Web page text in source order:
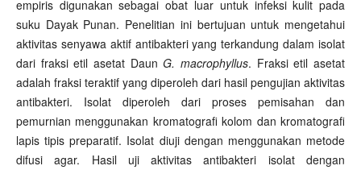
empiris digunakan sebagai obat luar untuk infeksi kulit pada
suku Dayak Punan. Penelitian ini bertujuan untuk mengetahui
aktivitas senyawa aktif antibakteri yang terkandung dalam isolat
dari fraksi etil asetat DaunG. macrophyllus. Fraksi etil asetat
adalah fraksi teraktif yang diperoleh dari hasil pengujian aktivitas
antibakteri. Isolat diperoleh dari proses pemisahan dan
pemurnian menggunakan kromatografi kolom dan kromatografi
lapis tipis preparatif. Isolat diuji dengan menggunakan metode
difusi agar. Hasil uji aktivitas antibakteri isolat dengan